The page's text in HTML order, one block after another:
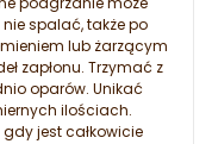
spalać, także po
lub żarzącym
zapłonu. Trzymać z
oparów. Unikać
ilościach.
jest całkowicie